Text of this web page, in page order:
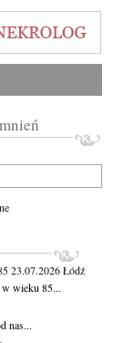
23.07.2026Łódź
w wieku 85...
nas...